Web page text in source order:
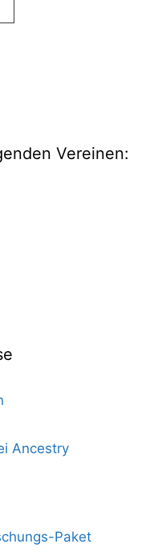
Vereinen:
Ancestry
Paket